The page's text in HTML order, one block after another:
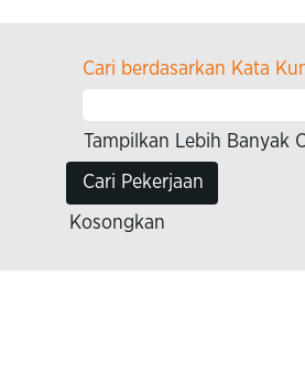
Cari berdasarkan Kata
Tampilkan Lebih Banyak
Kosongkan